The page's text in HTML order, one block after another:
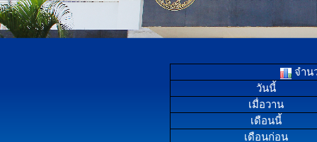
จำน
วันนี้
เมื่อวาน
เดือนนี้
เดือนก่อน